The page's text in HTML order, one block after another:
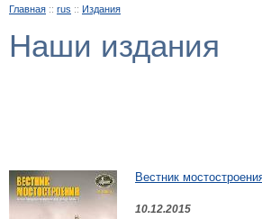
Главная :: rus :: Издания
Наши издания
Вестник
10.12.2015